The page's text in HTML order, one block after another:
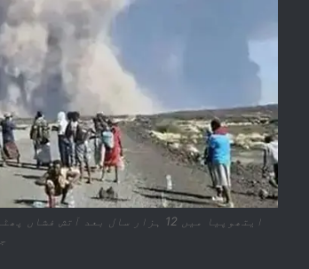
ایتھوپیا میں 12 ہزار سال بعد